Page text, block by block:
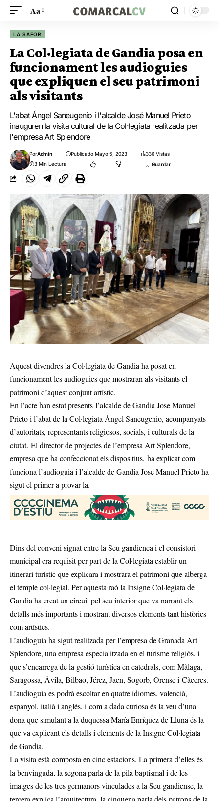
Aa
LA SAFOR
La Col·legiata de Gandia posa en
funcionament les audioguies
que expliquen el seu patrimoni
als visitants
L'abat Ángel Saneugenio i l'alcalde José Manuel Prieto
inauguren la visita cultural de la Col·legiata realitzada per
l'empresa Art Splendore
PorAdmin Publicado Mayo 5, 2023
336 Vistas
3 Min Lectura
Aquest divendres la Col·legiata de Gandia ha posat en
funcionament les audioguies que mostraran als visitants el
patrimoni d’aquest conjunt artístic.
En l’acte han estat presents l’alcalde de Gandia Jose Manuel
Prieto i l’abat de la Col·legiata Ángel Saneugenio, acompanyats
d’autoritats, representants religiosos, socials, i culturals de la
ciutat. El director de projectes de l’empresa Art Splendore,
empresa que ha confeccionat els dispositius, ha explicat com
funciona l’audioguia i l’alcalde de Gandia José Manuel Prieto ha
sigut el primer a provar-la.
Dins del conveni signat entre la Seu gandienca i el consistori
municipal era requisit per part de la Col·legiata establir un
itinerari turístic que explicara i mostrara el patrimoni que alberga
el temple col·legial. Per aquesta raó la Insigne Col·legiata de
Gandia ha creat un circuit pel seu interior que va narrant els
detalls més importants i mostrant diversos elements tant històrics
com artístics.
L’audioguia ha sigut realitzada per l’empresa de Granada Art
Splendore, una empresa especialitzada en el turisme religiós, i
que s’encarrega de la gestió turística en catedrals, com Màlaga,
Saragossa, Àvila, Bilbao, Jérez, Jaen, Sogorb, Orense i Càceres.
L’audioguia es podrà escoltar en quatre idiomes, valencià,
espanyol, italià i anglés, i com a dada curiosa és la veu d’una
dona que simulant a la duquessa María Enríquez de Lluna és la
que va explicant els detalls i elements de la Insigne Col·legiata
de Gandia.
La visita està composta en cinc estacions. La primera d’elles és
la benvinguda, la segona parla de la pila baptismal i de les
imatges de les tres germanors vinculades a la Seu gandiense, la